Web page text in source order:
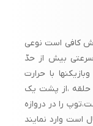
کافی است نوعی
سرعتی بیش از حدّ
با حرارت
،از پشت یک
را در دروازه
است وارد نمایند